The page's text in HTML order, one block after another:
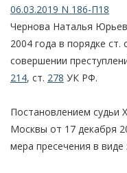
06.03.2019 N 186-П18
Чернова Наталья
2004 года в порядке
совершении
214, ст. 278 УК РФ.
Постановлением судьи
Москвы от 17 декабря
мера пресечения в